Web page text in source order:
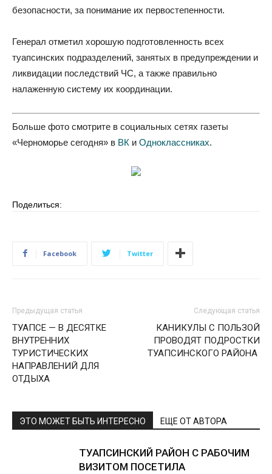
безопасности, за понимание их первостепенности.
Генерал отметил хорошую подготовленность всех
туапсинских подразделений, занятых в предупреждении и
ликвидации последствий ЧС, а также правильно
налаженную систему их координации.
Больше фото смотрите в социальных сетях газеты
«Черноморье сегодня» в ВК и Одноклассниках.
Поделиться:
Facebook Twitter
Предыдущая статья
ТУАПСЕ — В ДЕСЯТКЕ
ВНУТРЕННИХ
ТУРИСТИЧЕСКИХ
НАПРАВЛЕНИЙ ДЛЯ
ОТДЫХА
Следующая статья
КАНИКУЛЫ С ПОЛЬЗОЙ
ПРОВОДЯТ ПОДРОСТКИ
ТУАПСИНСКОГО РАЙОНА
ЭТО МОЖЕТ БЫТЬ ИНТЕРЕСНО ЕЩЕ ОТ АВТОРА
ТУАПСИНСКИЙ РАЙОН С РАБОЧИМ
ВИЗИТОМ ПОСЕТИЛА